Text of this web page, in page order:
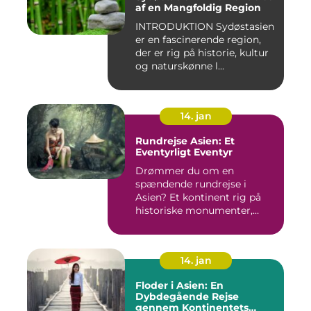
af en Mangfoldig Region
INTRODUKTION Sydøstasien
er en fascinerende region,
der er rig på historie, kultur
og naturskønne l...
14. jan
Rundrejse Asien: Et
Eventyrligt Eventyr
Drømmer du om en
spændende rundrejse i
Asien? Et kontinent rig på
historiske monumenter,
14. jan
Floder i Asien: En
Dybdegående Rejse
gennem Kontinentets